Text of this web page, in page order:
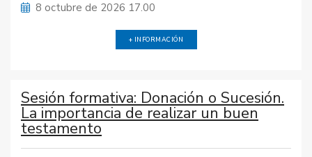
8 octubre de 2026 17.00
+ INFORMACIÓN
Sesión formativa: Donación o Sucesión.
La importancia de realizar un buen
testamento